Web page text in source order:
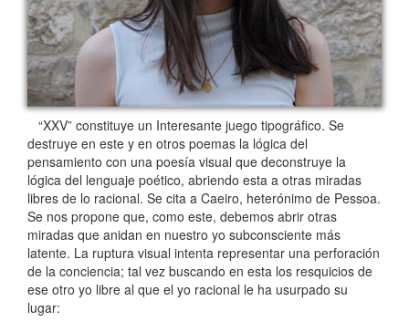
“XXV” constituye un Interesante juego tipográfico. Se
destruye en este y en otros poemas la lógica del
pensamiento con una poesía visual que deconstruye la
lógica del lenguaje poético, abriendo esta a otras miradas
libres de lo racional. Se cita a Caeiro, heterónimo de Pessoa.
Se nos propone que, como este, debemos abrir otras
miradas que anidan en nuestro yo subconsciente más
latente. La ruptura visual intenta representar una perforación
de la conciencia; tal vez buscando en esta los resquicios de
ese otro yo libre al que el yo racional le ha usurpado su
lugar: